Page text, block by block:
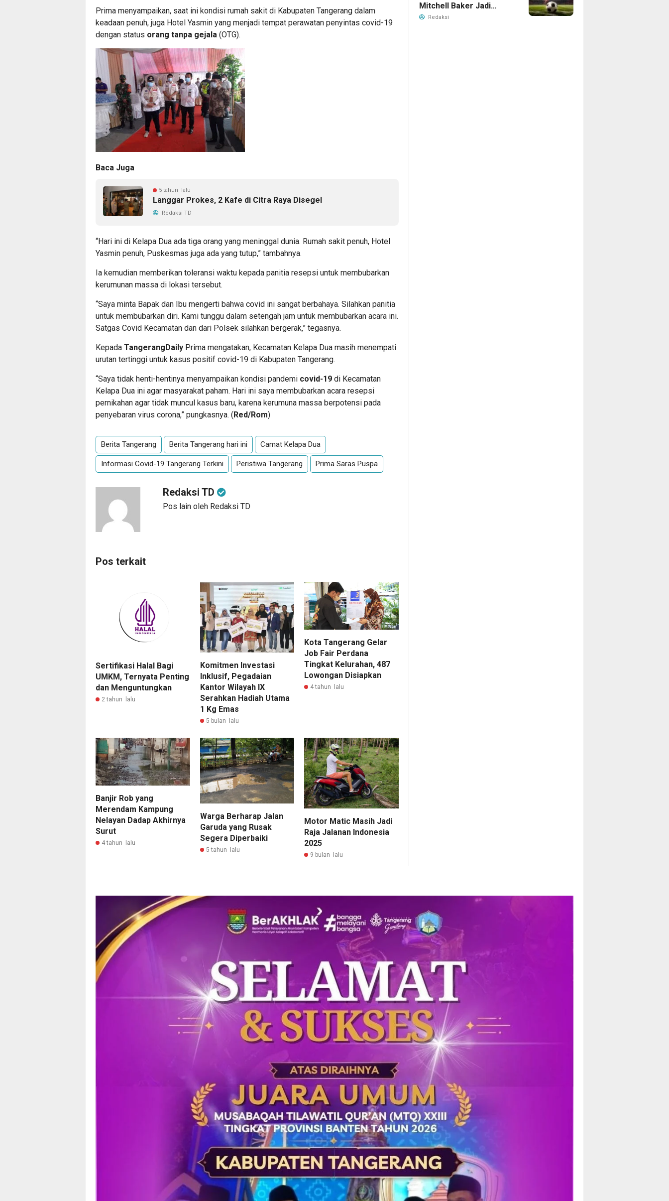
Prima menyampaikan, saat ini kondisi rumah sakit di Kabupaten Tangerang dalam
keadaan penuh, juga Hotel Yasmin yang menjadi tempat perawatan penyintas covid-19
dengan status orang tanpa gejala (OTG).
Baca Juga
5 tahun lalu
Langgar Prokes, 2 Kafe di Citra Raya Disegel
Redaksi TD
“Hari ini di Kelapa Dua ada tiga orang yang meninggal dunia. Rumah sakit penuh, Hotel
Yasmin penuh, Puskesmas juga ada yang tutup,” tambahnya.
Ia kemudian memberikan toleransi waktu kepada panitia resepsi untuk membubarkan
kerumunan massa di lokasi tersebut.
“Saya minta Bapak dan Ibu mengerti bahwa covid ini sangat berbahaya. Silahkan panitia
untuk membubarkan diri. Kami tunggu dalam setengah jam untuk membubarkan acara ini.
Satgas Covid Kecamatan dan dari Polsek silahkan bergerak,” tegasnya.
Kepada TangerangDaily Prima mengatakan, Kecamatan Kelapa Dua masih menempati
urutan tertinggi untuk kasus positif covid-19 di Kabupaten Tangerang.
“Saya tidak henti-hentinya menyampaikan kondisi pandemi covid-19 di Kecamatan
Kelapa Dua ini agar masyarakat paham. Hari ini saya membubarkan acara resepsi
pernikahan agar tidak muncul kasus baru, karena kerumuna massa berpotensi pada
penyebaran virus corona,” pungkasnya. (Red/Rom)
Berita Tangerang Berita Tangerang hari ini Camat Kelapa Dua
Informasi Covid-19 Tangerang Terkini Peristiwa Tangerang Prima Saras Puspa
Redaksi TD
Pos lain oleh Redaksi TD
Pos terkait
Sertifikasi Halal Bagi
UMKM, Ternyata Penting
dan Menguntungkan
2 tahun lalu
Komitmen Investasi
Inklusif, Pegadaian
Kantor Wilayah IX
Serahkan Hadiah Utama
1 Kg Emas
5 bulan lalu
Kota Tangerang Gelar
Job Fair Perdana
Tingkat Kelurahan, 487
Lowongan Disiapkan
4 tahun lalu
Banjir Rob yang
Merendam Kampung
Nelayan Dadap Akhirnya
Surut
4 tahun lalu
Warga Berharap Jalan
Garuda yang Rusak
Segera Diperbaiki
5 tahun lalu
Motor Matic Masih Jadi
Raja Jalanan Indonesia
2025
9 bulan lalu
Mitchell Baker Jadi
Sorotan di Piala AFF
Redaksi